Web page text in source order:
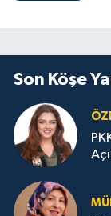
Son Köşe